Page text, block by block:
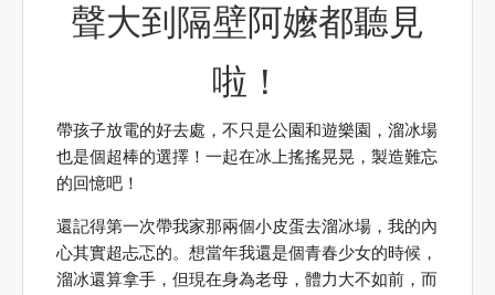
聲大到隔壁阿嬤都聽見
啦！
帶孩子放電的好去處，不只是公園和遊樂園，溜冰場
也是個超棒的選擇！一起在冰上搖搖晃晃，製造難忘
的回憶吧！
還記得第一次帶我家那兩個小皮蛋去溜冰場，我的內
心其實超忐忑的。想當年我還是個青春少女的時候，
溜冰還算拿手，但現在身為老母，體力大不如前，而